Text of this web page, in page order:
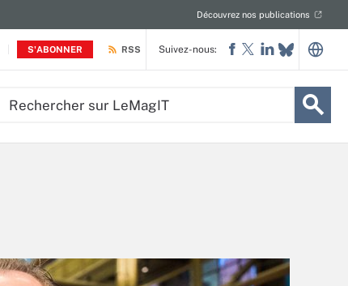
S'ABONNER
Découvrez nos publications
RSS Suivez-nous: